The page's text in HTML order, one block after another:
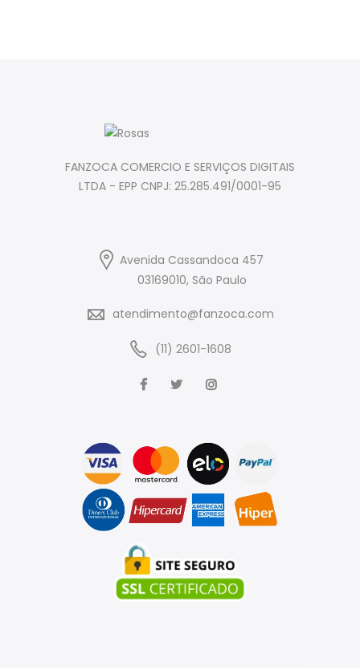
FANZOCA COMERCIO E SERVIÇOS DIGITAIS
LTDA - EPP CNPJ: 25.285.491/0001-95
Avenida Cassandoca 457
03169010, São Paulo
atendimento@fanzoca.com
(11) 2601-1608